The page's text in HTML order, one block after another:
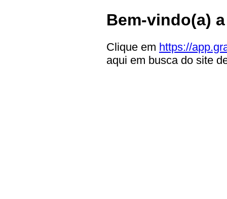
Bem-vindo(a)
Clique em https://
aqui em busca do site